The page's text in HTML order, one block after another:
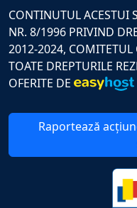
CONTINUTUL ACESTUI
NR. 8/1996 PRIVIND
2012-2024, COMITETUL
TOATE DREPTURILE
OFERITE DE
Raportează